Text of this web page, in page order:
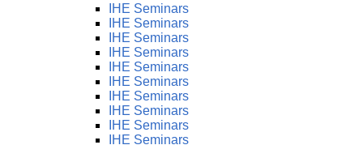
IHE Seminars
IHE Seminars
IHE Seminars
IHE Seminars
IHE Seminars
IHE Seminars
IHE Seminars
IHE Seminars
IHE Seminars
IHE Seminars